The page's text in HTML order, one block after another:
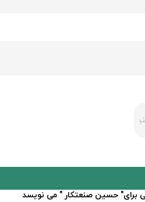
برای" حسین صنعتکار " می نویسد